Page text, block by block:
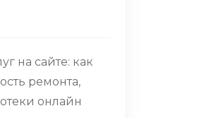
на сайте: как
ремонта,
онлайн